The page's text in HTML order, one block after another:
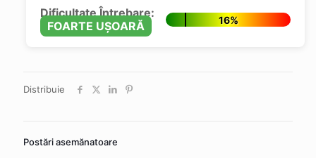
Dificultate Întrebare:
FOARTE UȘOARĂ
16%
Distribuie
Postări asemănatoare